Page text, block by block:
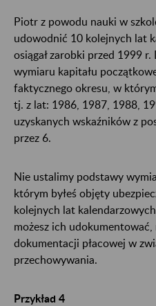
Piotr z powodu nauki w
udowodnić 10 kolejnych lat
osiągał zarobki przed 1999
wymiaru kapitału
faktycznego okresu, w
tj. z lat: 1986, 1987, 1988,
uzyskanych wskaźników z
przez 6.
Nie ustalimy podstawy
którym byłeś objęty
kolejnych lat
możesz ich
dokumentacji płacowej w
przechowywania.
Przykład 4